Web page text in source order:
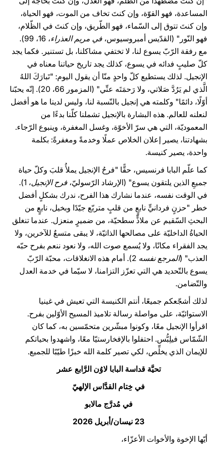
المساعدة، فهو القوّة، وإن كنتَ تخاف من الموت، فهو الحياة،
وإن كنتَ تتوق إلى السّماء، فهو الطّريق، وإن كنتَ في الظّلام،
فهو النّور" (القدّيس أمبروسيوس، في مريم العذراء
، 16، 99).
مع رفقة الرّبّ يسوع لنا، لا تختفي مشاكلنا، بل تستنير. فكما يجد
كلّ صليبٍ فدائه في يسوع، كذلك يجد تاريخ حياتنا معناه في
الإنجيل. لذلك يستطيع كلّ واحدٍ منّا أن يقول اليوم: "تَبارَكَ اللهُ
الَّذي لم يَرُدَّ صَلاتي، ولا رَحمَتَه عنِّي" (المزمور 66، 20). إنّه يحبّنا
أوّلًا، دائمًا" وكلمته هي إنجيل بالنّسبة لنا، وليس لدينا ما هو أفضل
لنعلنه للعالم. هذه البشارة بالإنجيل تشملنا كلّنا بدءًا من
المعموديّة، التي هي سرّ الأخوّة، وغسل المغفرة، وينبوع الرّجاء.
بشهادتنا، يصير إعلان الخلاص عملًا وخدمةً ومغفرةً: بكلمة
واحدة، يصير كنيسة.
كما علّم البابا فرنسيس، حقًّا "فرحُ الإنجيل يملأُ قلبَ وكلّ حياة
جميعِ الذين يلتقون يسوع" (الإرشاد الرّسوليّ، فرح الإنجيل
، 1).
في الوقت نفسه، عندما نشارك هذا الفرح، ندرك بشكلٍ أفضل
خطر "حزنٍ فردانيٍّ نابعٍ من قلبٍ متربّع جيّدًا وبخيل، نابعٍ من
البحثِ السّقيم عن ملاذٍّ سطحيّة، من ضميرٍ منعزل. عندما تنغلق
الحياةُ الداخليّة على مصالحها الذاتيّة، لا يبقى متسعٌ للآخرين، ولا
يجد الفقراء مكانًا، ولا يُسمع صوت الله، ولا نعود ننعم بفرح حبّه
العذب" (المرجع نفسه
2). أمام هذه الانغلاقات، محبّة الرّبّ
يسوع بالتّحديد هي التي تعزّز التزامنا، لا سيّما في خدمة العدل
والتّضامن.
لذلك أشجّعكم جميعًا، أنتم الكنيسة التي تعيش في غينيا
الاستوائيّة، على مواصلة رسالة تلاميذ المسيح الأوّلين بفرح.
اقرأوا الإنجيل معًا، وكونوا مبشّرين متحمّسين به، كما كان
الشّمّاس فيلِبُّس. احتفلوا بالإفخارستيّا معًا، واشهدوا بحياتكم
للإيمان الذي يخلِّص، لكي تصير كلمة الله خبزًا طيّبًا للجميع.
تحيَّة قداسة البابا لاوُن الرَّابع عشر
في خِتام القدَّاس الإلهيّ
في مُدرَّج مالابو
23 نيسان/أبريل 2026
أيّها الإخوة والأخوات الأعزّاء،